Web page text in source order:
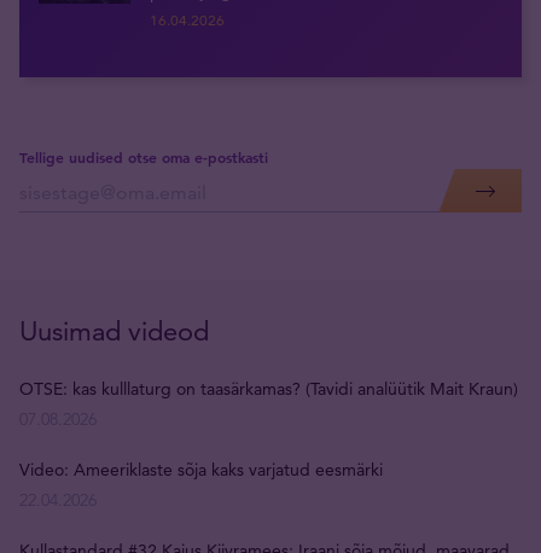
16.04.2026
Tellige uudised otse oma e-postkasti
Uusimad videod
OTSE: kas kulllaturg on taasärkamas? (Tavidi analüütik Mait Kraun)
Video: Ameeriklaste sõja kaks varjatud eesmärki